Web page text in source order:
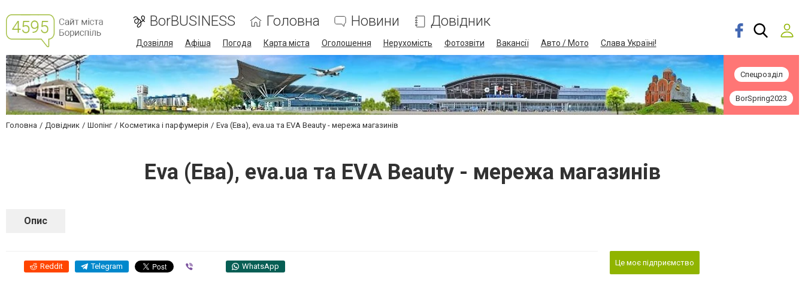
BorBUSINESS Головна Новини Довідник
Дозвілля Афіша Погода Карта міста Оголошення Нерухомість Фотозвіти Вакансії Авто / Мото Слава Україні!
Спецрозділ
BorSpring2023
Головна Довідник Шопінг Косметика і парфумерія Eva (Ева), eva.ua та EVA Beauty - мережа магазинів
Eva (Ева), eva.ua та EVA Beauty - мережа магазинів
Опис
Reddit Telegram WhatsApp Це моє підприємство